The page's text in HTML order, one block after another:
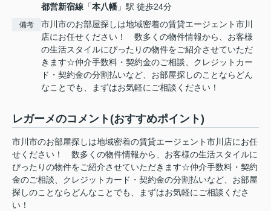
都営新宿線 「本八幡 」駅 徒歩24分
備考
市川市のお部屋探しは地域密着の賃貸エージェント市川
店にお任せください！ 数多くの物件情報から、お客様
の生活スタイルにぴったりの物件をご紹介させていただ
きます☆仲介手数料・契約金のご相談、クレジットカー
ド・契約金の分割払いなど、お部屋探しのことならどん
なことでも、まずはお気軽にご相談ください！
レガーメのコメント(おすすめポイント)
市川市のお部屋探しは地域密着の賃貸エージェント市川店にお任
せください！ 数多くの物件情報から、お客様の生活スタイルに
ぴったりの物件をご紹介させていただきます☆仲介手数料・契約
金のご相談、クレジットカード・契約金の分割払いなど、お部屋
探しのことならどんなことでも、まずはお気軽にご相談くださ
い！